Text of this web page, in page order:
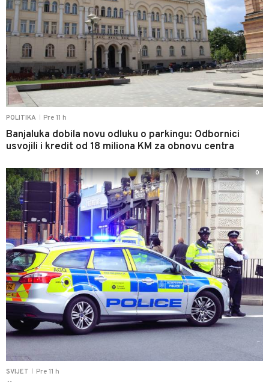
POLITIKA Pre 11 h
Banjaluka dobila novu odluku o parkingu: Odbornici
usvojili i kredit od 18 miliona KM za obnovu centra
SVIJET Pre 11 h
0